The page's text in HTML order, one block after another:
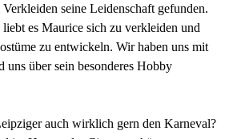
seine Leidenschaft gefunden.
liebt es Maurice sich zu verkleiden und
zu entwickeln. Wir haben uns mit
uns über sein besonderes Hobby
auch wirklich gern den Karneval?